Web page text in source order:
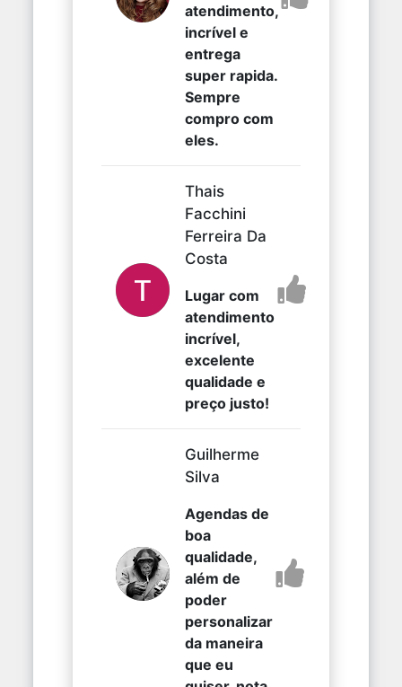
atendimento,
incrível e
entrega
super rapida.
Sempre
compro com
eles.
Thais
Facchini
Ferreira Da
Costa
Lugar com
atendimento
incrível,
excelente
qualidade e
preço justo!
Guilherme
Silva
Agendas de
boa
qualidade,
além de
poder
personalizar
da maneira
que eu